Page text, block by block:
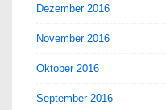
Dezember 2016
November 2016
Oktober 2016
September 2016